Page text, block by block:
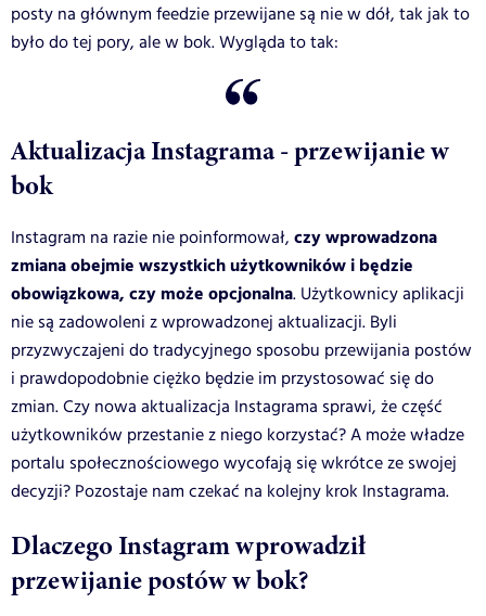
posty na głównym feedzie przewijane są nie w dół, tak jak to
było do tej pory, ale w bok. Wygląda to tak:
Aktualizacja Instagrama - przewijanie w
bok
Instagram na razie nie poinformował, czy wprowadzona
zmiana obejmie wszystkich użytkowników i będzie
obowiązkowa, czy może opcjonalna. Użytkownicy aplikacji
nie są zadowoleni z wprowadzonej aktualizacji. Byli
przyzwyczajeni do tradycyjnego sposobu przewijania postów
i prawdopodobnie ciężko będzie im przystosować się do
zmian. Czy nowa aktualizacja Instagrama sprawi, że część
użytkowników przestanie z niego korzystać? A może władze
portalu społecznościowego wycofają się wkrótce ze swojej
decyzji? Pozostaje nam czekać na kolejny krok Instagrama.
Dlaczego Instagram wprowadził
przewijanie postów w bok?